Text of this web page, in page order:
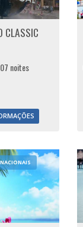
CLASSIC
noites